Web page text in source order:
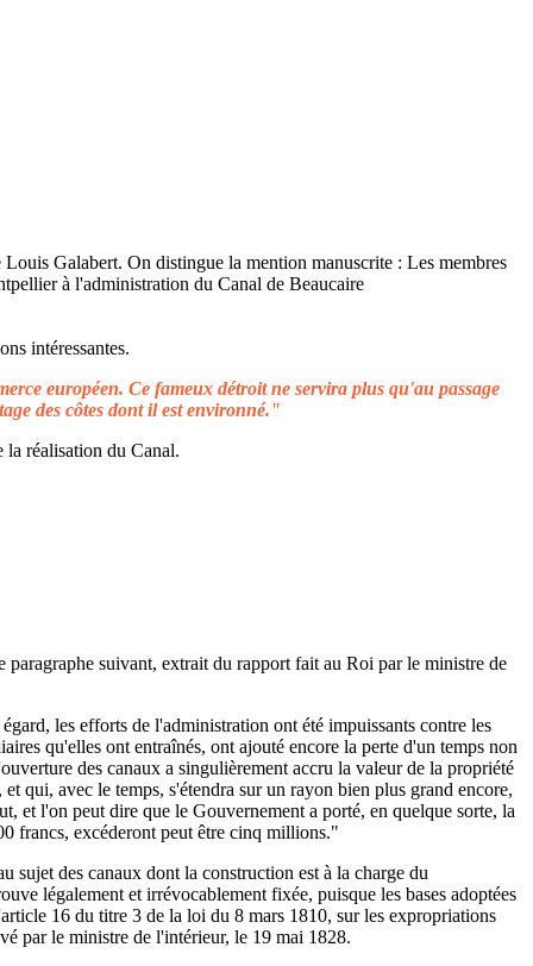
intéressantes.
européen. Ce fameux détroit ne servira plus qu'au passage
des côtes dont il est environné."
réalisation du Canal.
suivant, extrait du rapport fait au Roi par le ministre de
les efforts de l'administration ont été impuissants contre les
qu'elles ont entraînés, ont ajouté encore la perte d'un temps non
des canaux a singulièrement accru la valeur de la propriété
qui, avec le temps, s'étendra sur un rayon bien plus grand encore,
et l'on peut dire que le Gouvernement a porté, en quelque sorte, la
francs, excéderont peut être cinq millions."
sujet des canaux dont la construction est à la charge du
légalement et irrévocablement fixée, puisque les bases adoptées
16 du titre 3 de la loi du 8 mars 1810, sur les expropriations
par le ministre de l'intérieur, le 19 mai 1828.